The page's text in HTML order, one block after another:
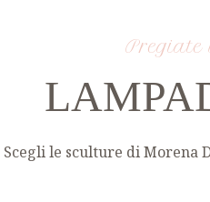
Pregiate
Scegli le sculture di Morena